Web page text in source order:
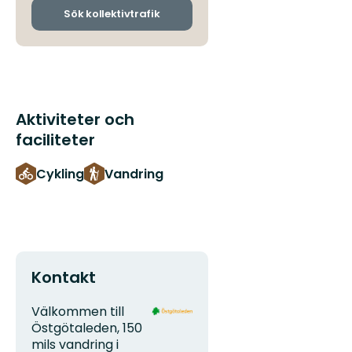
Sök kollektivtrafik
Aktiviteter och
faciliteter
Cykling Vandring
Kontakt
Adress
Välkommen till
Östgötaleden, 150
mils vandring i
Organisationens